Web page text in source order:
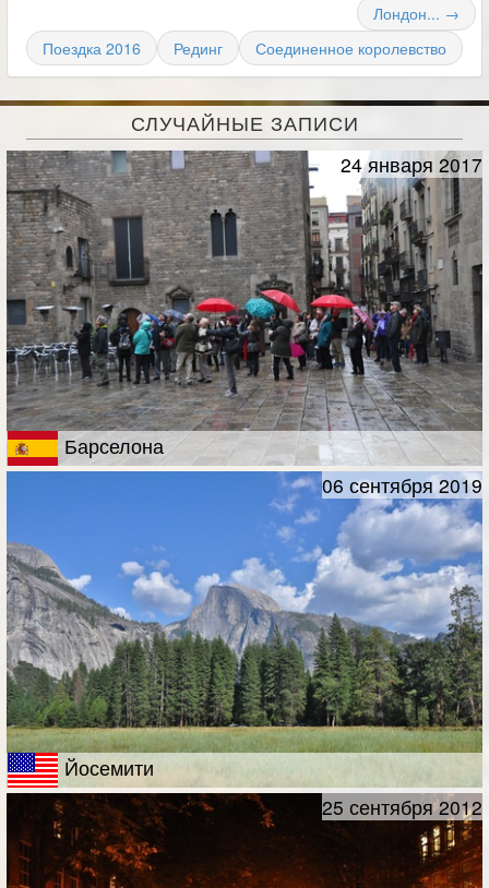
Лондон... →
Поездка 2016
Рединг Соединенное королевство
СЛУЧАЙНЫЕ ЗАПИСИ
Барселона
24 января 2017
Йосемити
06 сентября 2019
25 сентября 2012